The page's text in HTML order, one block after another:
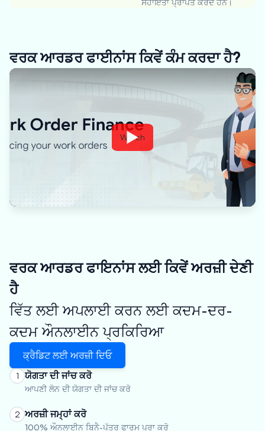
ਸਹਾਇਤਾ ਪ੍ਰਾਪਤ ਕਰਦੇ ਹਨ।
ਵਰਕ ਆਰਡਰ ਫਾਈਨਾਂਸ ਕਿਵੇਂ ਕੰਮ ਕਰਦਾ ਹੈ?
Watch
ਵਰਕ ਆਰਡਰ ਫਾਇਨਾਂਸ ਲਈ ਕਿਵੇਂ ਅਰਜ਼ੀ ਦੇਣੀ
ਹੈ
ਵਿੱਤ ਲਈ ਅਪਲਾਈ ਕਰਨ ਲਈ ਕਦਮ-ਦਰ-
ਕਦਮ ਔਨਲਾਈਨ ਪ੍ਰਕਿਰਿਆ
ਕ੍ਰੈਡਿਟ ਲਈ ਅਰਜ਼ੀ ਦਿਓ
1 ਯੋਗਤਾ ਦੀ ਜਾਂਚ ਕਰੋ
ਆਪਣੀ ਲੋਨ ਦੀ ਯੋਗਤਾ ਦੀ ਜਾਂਚ ਕਰੋ
2 ਅਰਜ਼ੀ ਜਮ੍ਹਾਂ ਕਰੋ
100% ਔਨਲਾਈਨ ਬਿਨੈ-ਪੱਤਰ ਫਾਰਮ ਪੂਰਾ ਕਰੋ